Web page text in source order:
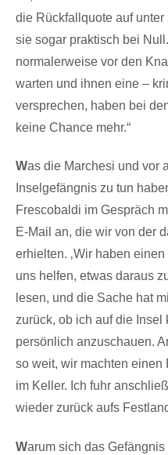
die Rückfallquote auf
sie sogar praktisch bei
normalerweise vor den
warten und ihnen eine –
versprechen, haben bei
keine Chance mehr.“
Was die Marchesi und vor
Inselgefängnis zu tun
Frescobaldi im Gespräch
E-Mail an, die wir von der
erhielten. ‚Wir haben
uns helfen, etwas daraus
lesen, und die Sache hat
zurück, ob ich auf die Insel
persönlich anzuschauen.
so weit, wir machten einen
im Keller. Ich fuhr
wieder zurück aufs
Warum sich das